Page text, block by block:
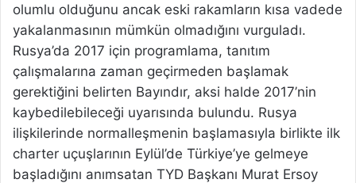
olumlu olduğunu ancak eski rakamların kısa vadede
yakalanmasının mümkün olmadığını vurguladı.
Rusya’da 2017 için programlama, tanıtım
çalışmalarına zaman geçirmeden başlamak
gerektiğini belirten Bayındır, aksi halde 2017’nin
kaybedilebileceği uyarısında bulundu. Rusya
ilişkilerinde normalleşmenin başlamasıyla birlikte ilk
charter uçuşlarının Eylül’de Türkiye’ye gelmeye
başladığını anımsatan TYD Başkanı Murat Ersoy